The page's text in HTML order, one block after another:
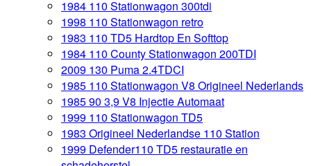
1984 110 Stationwagon 300tdi
1998 110 Stationwagon retro
1983 110 TD5 Hardtop En Softtop
1984 110 County Stationwagon 200TDI
2009 130 Puma 2.4TDCI
1985 110 Stationwagon V8 Origineel Nederlands
1985 90 3,9 V8 Injectie Automaat
1999 110 Stationwagon TD5
1983 Origineel Nederlandse 110 Station
1999 Defender110 TD5 restauratie en